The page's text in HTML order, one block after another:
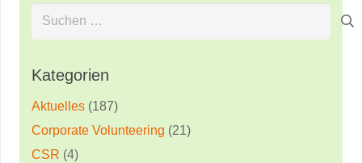
Suchen
nach:
Kategorien
Aktuelles (187)
Corporate Volunteering (21)
CSR (4)